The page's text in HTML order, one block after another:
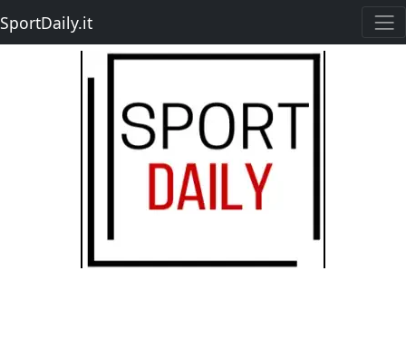
SportDaily.it